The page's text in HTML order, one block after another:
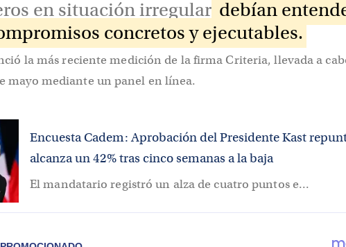
en situación irregular debían
concretos y ejecutables.
la más reciente medición de la firma Criteria, llevada a
mayo mediante un panel en línea.
Encuesta Cadem: Aprobación del Presidente Kast
alcanza un 42% tras cinco semanas a la baja
El mandatario registró un alza de cuatro puntos e...